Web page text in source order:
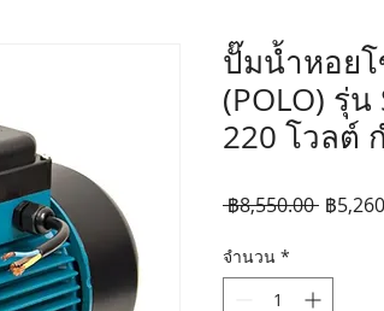
ปั๊มน้ำหอย
(POLO) รุ่
220 โวลต์
฿8,550.00 ราคา
฿
จำนวน *